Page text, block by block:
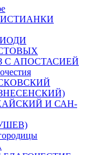
С АПОСТАСИЕЙ
И САН-